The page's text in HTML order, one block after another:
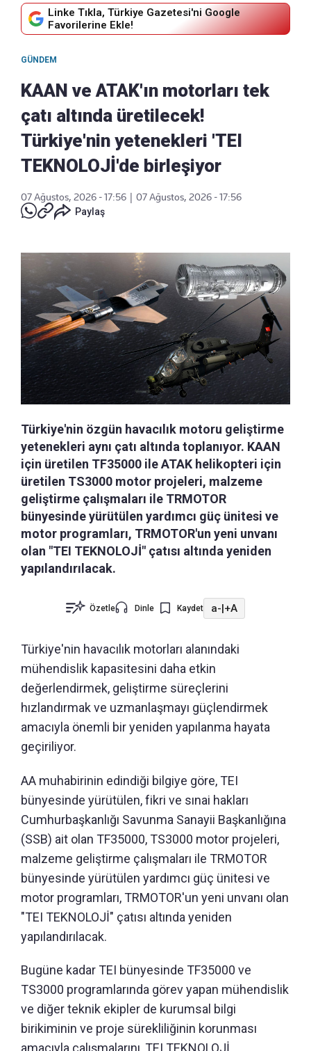
Linke Tıkla, Türkiye Gazetesi'ni Google
Favorilerine Ekle!
GÜNDEM
KAAN ve ATAK'ın motorları tek
çatı altında üretilecek!
Türkiye'nin yetenekleri 'TEI
TEKNOLOJİ'de birleşiyor
07 Ağustos, 2026 - 17:56
07 Ağustos, 2026 - 17:56
Paylaş
Türkiye'nin özgün havacılık motoru geliştirme
yetenekleri aynı çatı altında toplanıyor. KAAN
için üretilen TF35000 ile ATAK helikopteri için
üretilen TS3000 motor projeleri, malzeme
geliştirme çalışmaları ile TRMOTOR
bünyesinde yürütülen yardımcı güç ünitesi ve
motor programları, TRMOTOR'un yeni unvanı
olan "TEI TEKNOLOJİ" çatısı altında yeniden
yapılandırılacak.
Özetle Dinle Kaydet a-|+A
Türkiye'nin havacılık motorları alanındaki
mühendislik kapasitesini daha etkin
değerlendirmek, geliştirme süreçlerini
hızlandırmak ve uzmanlaşmayı güçlendirmek
amacıyla önemli bir yeniden yapılanma hayata
geçiriliyor.
AA muhabirinin edindiği bilgiye göre, TEI
bünyesinde yürütülen, fikri ve sınai hakları
Cumhurbaşkanlığı Savunma Sanayii Başkanlığına
(SSB) ait olan TF35000, TS3000 motor projeleri,
malzeme geliştirme çalışmaları ile TRMOTOR
bünyesinde yürütülen yardımcı güç ünitesi ve
motor programları, TRMOTOR'un yeni unvanı olan
"TEI TEKNOLOJİ" çatısı altında yeniden
yapılandırılacak.
Bugüne kadar TEI bünyesinde TF35000 ve
TS3000 programlarında görev yapan mühendislik
ve diğer teknik ekipler de kurumsal bilgi
birikiminin ve proje sürekliliğinin korunması
amacıyla çalışmalarını, TEI TEKNOLOJİ